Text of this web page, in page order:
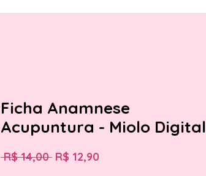
Ficha Anamnese
Acupuntura - Miolo Digital
R$ 14,00 Preço
R$ 12,90